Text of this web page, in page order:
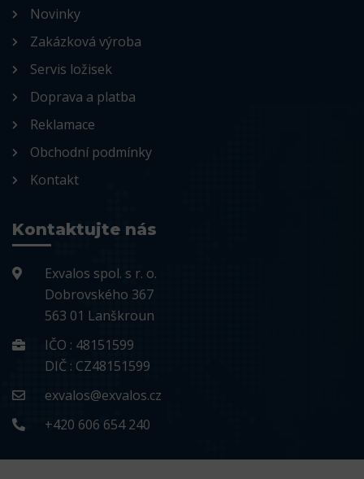
Novinky
Zakázková výroba
Servis ložisek
Doprava a platba
Reklamace
Obchodní podmínky
Kontakt
Kontaktujte nás
Exvalos spol. s r. o.
Dobrovského 367
563 01 Lanškroun
IČO : 48151599
DIČ : CZ48151599
exvalos@exvalos.cz
+420 606 654 240